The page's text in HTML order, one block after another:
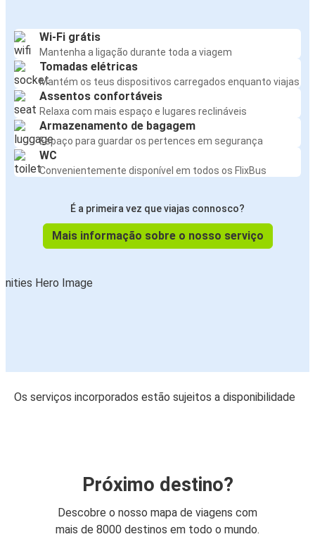
Wi-Fi grátis
Mantenha a ligação durante toda a viagem
Tomadas elétricas
Mantém os teus dispositivos carregados enquanto viajas
Assentos confortáveis
Relaxa com mais espaço e lugares reclináveis
Armazenamento de bagagem
Espaço para guardar os pertences em segurança
WC
Convenientemente disponível em todos os FlixBus
É a primeira vez que viajas connosco?
Mais informação sobre o nosso serviço
Os serviços incorporados estão sujeitos a disponibilidade
Próximo destino?
Descobre o nosso mapa de viagens com
mais de 8000 destinos em todo o mundo.